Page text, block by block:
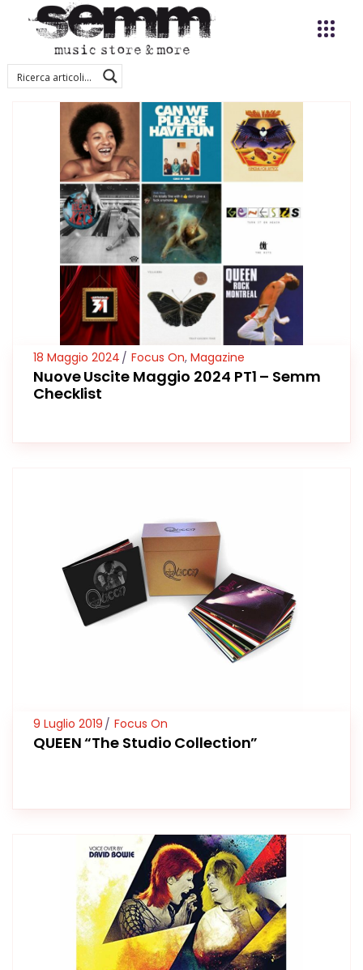
18 Maggio 2024 Focus On, Magazine
Nuove Uscite Maggio 2024 PT1 – Semm
Checklist
9 Luglio 2019 Focus On
QUEEN “The Studio Collection”